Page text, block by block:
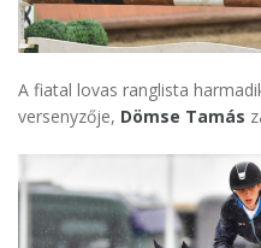
A fiatal lovas ranglista
versenyzője, Dömse Tamás